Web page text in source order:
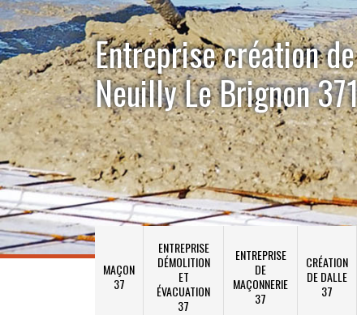
Entreprise création
Neuilly Le Brignon
MAÇON
37
ENTREPRISE
DÉMOLITION
ET
ÉVACUATION
37
ENTREPRISE
DE
MAÇONNERIE
37
CRÉATION
DE DALLE
37